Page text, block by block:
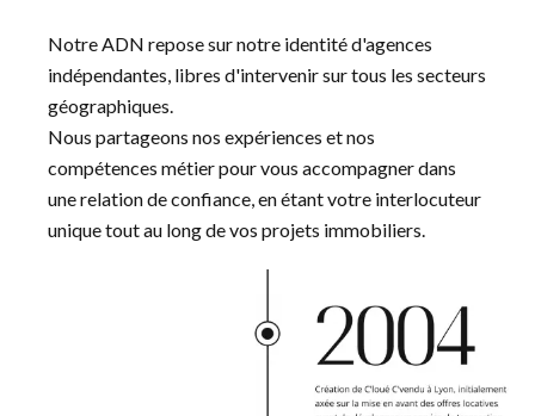
Notre ADN repose sur notre identité d'agences
indépendantes, libres d'intervenir sur tous les secteurs
géographiques.
Nous partageons nos expériences et nos
compétences métier pour vous accompagner dans
une relation de confiance, en étant votre interlocuteur
unique tout au long de vos projets immobiliers.